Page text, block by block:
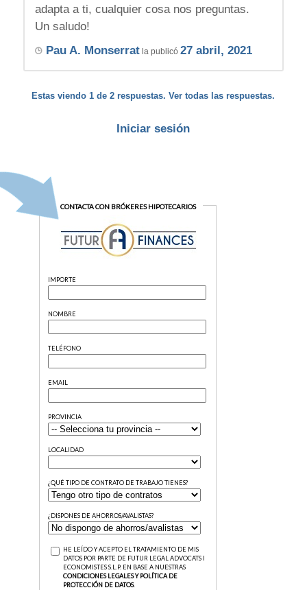
adapta a ti, cualquier cosa nos preguntas.
Un saludo!
Pau A. Monserratla publicó 27 abril, 2021
Estas viendo 1 de 2 respuestas. Ver todas las respuestas.
Iniciar sesión